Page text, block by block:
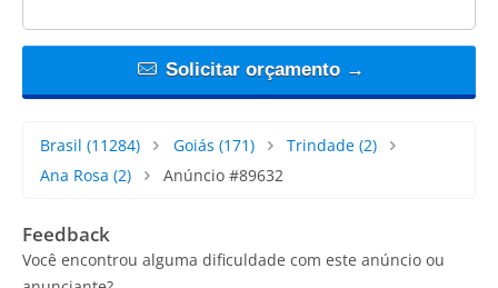
Solicitar orçamento →
Brasil (11284) Goiás (171) Trindade (2)
Ana Rosa (2) Anúncio #89632
Feedback
Você encontrou alguma dificuldade com este anúncio ou